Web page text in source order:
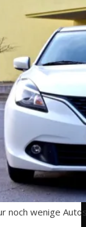
noch wenige